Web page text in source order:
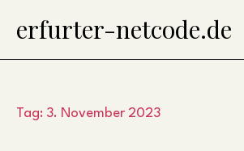
erfurter-netcode.de
Tag: 3. November 2023